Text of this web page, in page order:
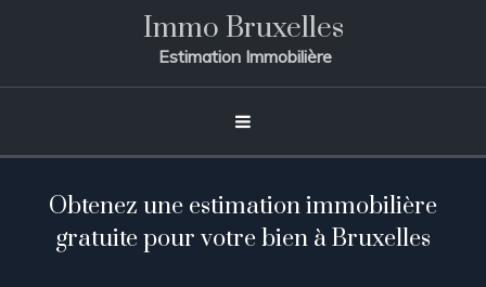
Immo Bruxelles
Estimation Immobilière
Obtenez une estimation immobilière
gratuite pour votre bien à Bruxelles